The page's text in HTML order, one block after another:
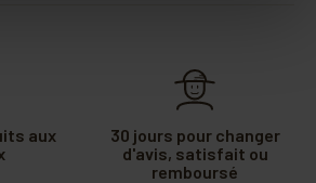
aux
30 jours pour changer
d'avis, satisfait ou
remboursé